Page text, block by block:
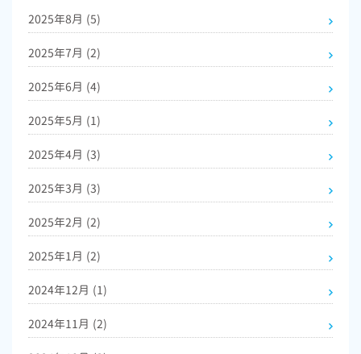
2025年8月 (5)
2025年7月 (2)
2025年6月 (4)
2025年5月 (1)
2025年4月 (3)
2025年3月 (3)
2025年2月 (2)
2025年1月 (2)
2024年12月 (1)
2024年11月 (2)